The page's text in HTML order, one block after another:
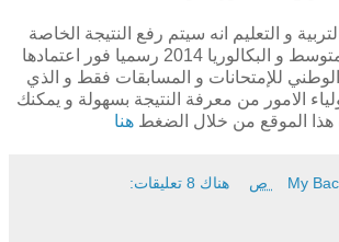
و التعليم انه سيتم رفع النتيجة الخاصة
بشهادات التعليم المتوسط و البكالوريا 2014 رسميا فور اعتمادها
للإمتحانات و المسابقات فقط و الذي
الامور من معرفة النتيجة بسهولة و يمكنك
هذا الموقع من خلال الضغطهنا
My هناك 8 تعليقات: